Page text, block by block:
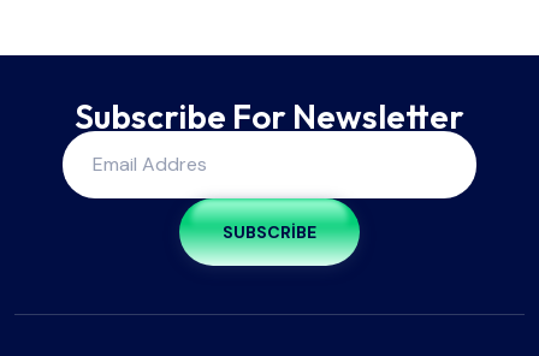
Subscribe For Newsletter
SUBSCRIBE